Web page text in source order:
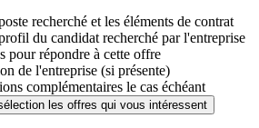
recherché et les éléments de contrat
du candidat recherché par l'entreprise
pour répondre à cette offre
de l'entreprise (si présente)
complémentaires le cas échéant
les offres qui vous intéressent